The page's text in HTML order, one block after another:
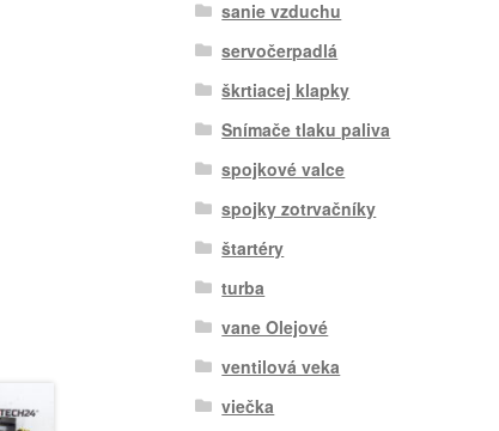
sanie vzduchu
servočerpadlá
škrtiacej klapky
Snímače tlaku paliva
spojkové valce
spojky zotrvačníky
štartéry
turba
vane Olejové
ventilová veka
viečka